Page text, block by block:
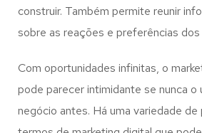
construir. Também permite reunir
sobre as reações e preferências
Com oportunidades infinitas, o
pode parecer intimidante se nunca o
negócio antes. Há uma variedade